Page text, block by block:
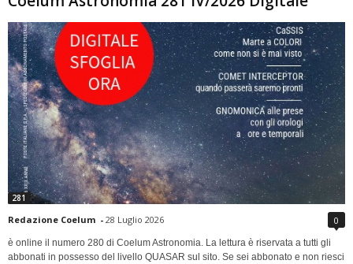
281
Redazione Coelum - 28 Luglio 2026 0
è online il numero 280 di Coelum Astronomia. La lettura è riservata a tutti gli
abbonati in possesso del livello QUASAR sul sito. Se sei abbonato e non riesci